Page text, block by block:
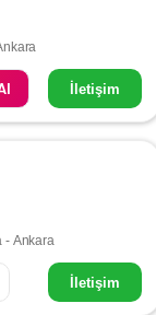
İletişim
- Ankara
İletişim